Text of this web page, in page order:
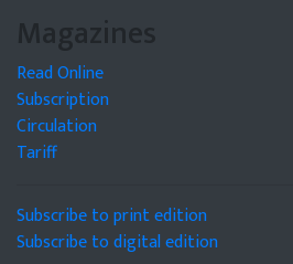
Magazines
Read Online
Subscription
Circulation
Tariff
Subscribe to print edition
Subscribe to digital edition